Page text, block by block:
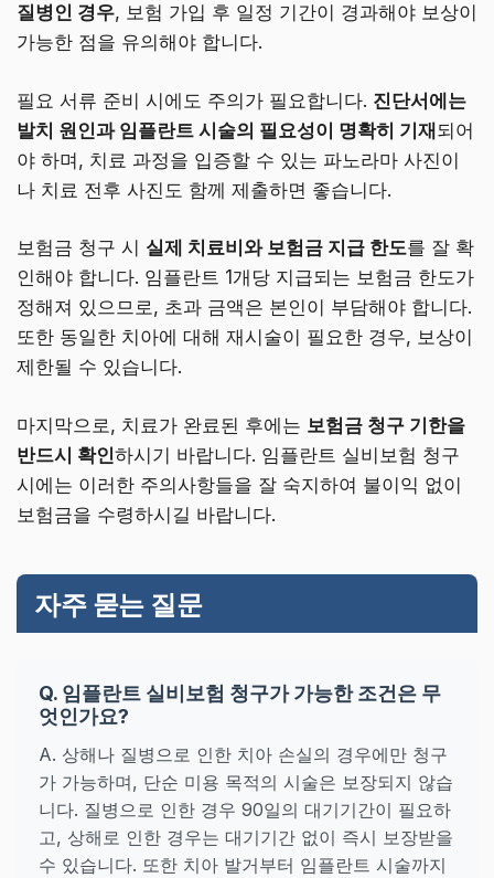
질병인 경우, 보험 가입 후 일정 기간이 경과해야 보상이
가능한 점을 유의해야 합니다.
필요 서류 준비 시에도 주의가 필요합니다. 진단서에는
발치 원인과 임플란트 시술의 필요성이 명확히 기재되어
야 하며, 치료 과정을 입증할 수 있는 파노라마 사진이
나 치료 전후 사진도 함께 제출하면 좋습니다.
보험금 청구 시 실제 치료비와 보험금 지급 한도를 잘 확
인해야 합니다. 임플란트 1개당 지급되는 보험금 한도가
정해져 있으므로, 초과 금액은 본인이 부담해야 합니다.
또한 동일한 치아에 대해 재시술이 필요한 경우, 보상이
제한될 수 있습니다.
마지막으로, 치료가 완료된 후에는 보험금 청구 기한을
반드시 확인하시기 바랍니다. 임플란트 실비보험 청구
시에는 이러한 주의사항들을 잘 숙지하여 불이익 없이
보험금을 수령하시길 바랍니다.
자주 묻는 질문
Q. 임플란트 실비보험 청구가 가능한 조건은 무
엇인가요?
A. 상해나 질병으로 인한 치아 손실의 경우에만 청구
가 가능하며, 단순 미용 목적의 시술은 보장되지 않습
니다. 질병으로 인한 경우 90일의 대기기간이 필요하
고, 상해로 인한 경우는 대기기간 없이 즉시 보장받을
수 있습니다. 또한 치아 발거부터 임플란트 시술까지